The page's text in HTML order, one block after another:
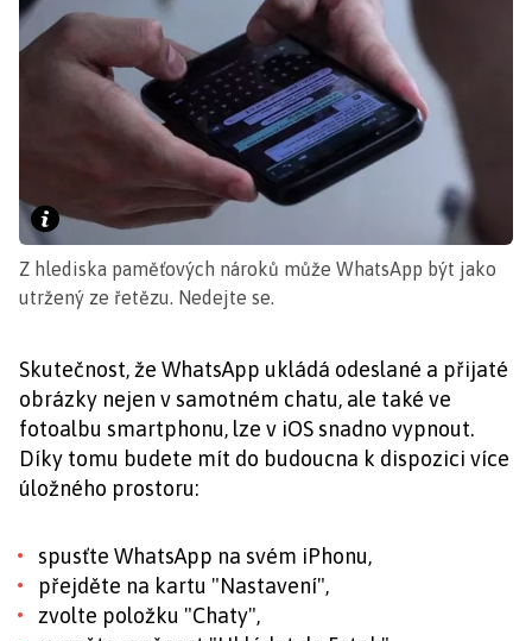
Z hlediska paměťových nároků může WhatsApp být jako
utržený ze řetězu. Nedejte se.
Skutečnost, že WhatsApp ukládá odeslané a přijaté
obrázky nejen v samotném chatu, ale také ve
fotoalbu smartphonu, lze v iOS snadno vypnout.
Díky tomu budete mít do budoucna k dispozici více
úložného prostoru:
spusťte WhatsApp na svém iPhonu,
přejděte na kartu "Nastavení",
zvolte položku "Chaty",